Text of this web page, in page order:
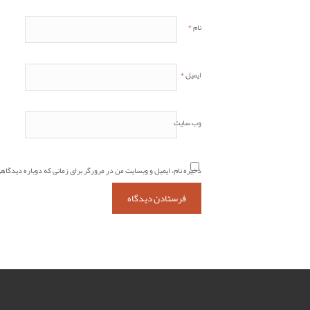
نام*
ایمیل*
وب‌ سایت
ذخیره نام، ایمیل و وبسایت من در مرورگر برای زمانی که دوباره